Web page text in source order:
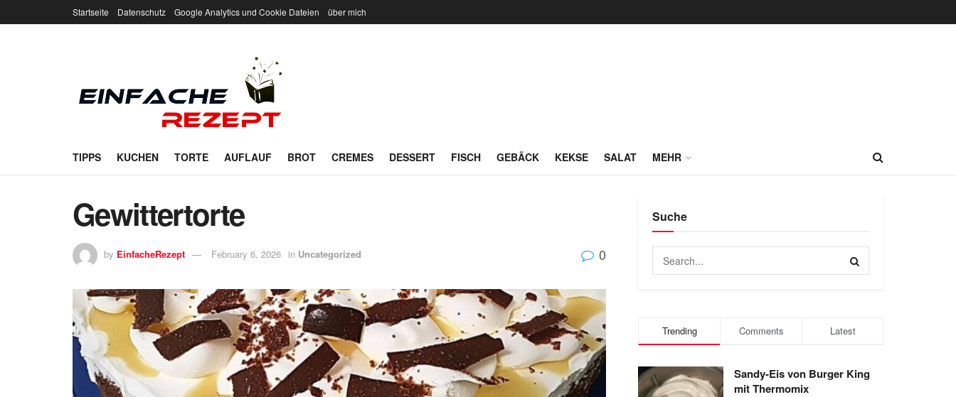
Startseite Datenschutz Google Analytics und Cookie Dateien über mich
TIPPS KUCHEN TORTE AUFLAUF BROT CREMES DESSERT FISCH GEBÄCK KEKSE SALAT MEHR
Gewittertorte
by EinfacheRezept February 6, 2026 in Uncategorized 0
Suche
Trending Comments Latest
Sandy-Eis von Burger King
mit Thermomix